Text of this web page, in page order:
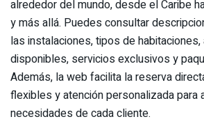
alrededor del mundo, desde el Caribe
y más allá. Puedes consultar
las instalaciones, tipos de
disponibles, servicios exclusivos y
Además, la web facilita la reserva
flexibles y atención personalizada para
necesidades de cada cliente.